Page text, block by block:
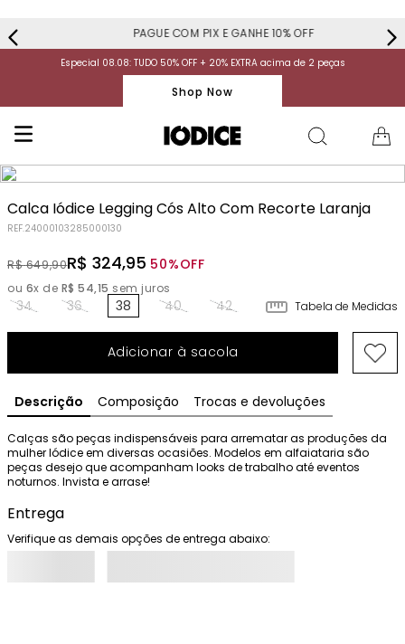
PAGUE COM PIX E GANHE 10% OFF
Especial 08.08: TUDO 50% OFF + 20% EXTRA acima de 2 peças
Shop Now
Calca Iódice Legging Cós Alto Com Recorte Laranja
REF.24000103285000130
R$ 649,90R$ 324,95 50%OFF
ou 6x de R$ 54,15 sem juros
34 36 38 40 42 Tabela de Medidas
Adicionar à sacola
Descrição Composição Trocas e devoluções
Calças são peças indispensáveis para arrematar as produções da
mulher Iódice em diversas ocasiões. Modelos em alfaiataria são
peças desejo que acompanham looks de trabalho até eventos
noturnos. Invista e arrase!
Entrega
Verifique as demais opções de entrega abaixo: